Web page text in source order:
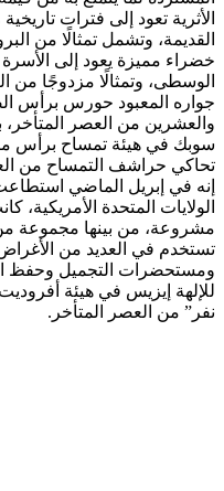
الأثرية تعود إلى فترات
القديمة، وتشمل تمثالًا من
خضراء مميزة يعود إلى
الوسطى، وتمثالًا مزدوجًا من
جواره المعبود حورس برأس
والعشرين من العصر المتأخر،
سوبك في هيئة تمساح برأس
تحاكي حراشف التمساح من
الولايات المتحدة
مشروعة، من بينها مجموعة من
تستخدم في العديد من
ومستحضرات التجميل وحفظ
للإلهة إيزيس في هيئة
نفر” من العصر المتأخر.